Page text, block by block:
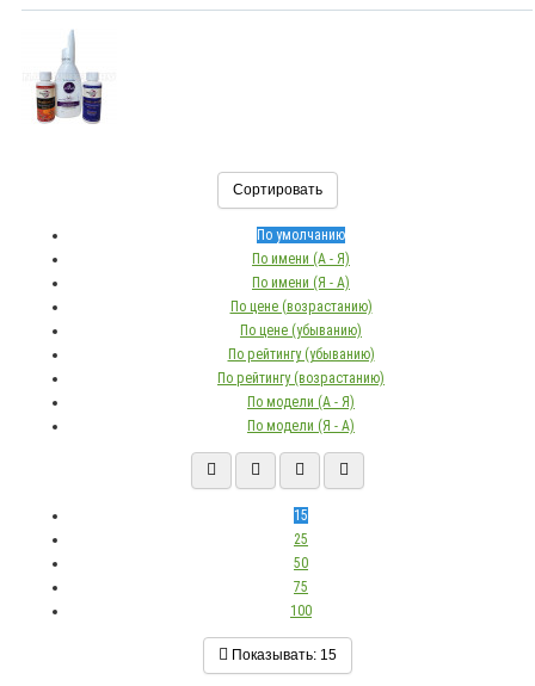
Сортировать
По умолчанию
По имени (A - Я)
По имени (Я - A)
По цене (возрастанию)
По цене (убыванию)
По рейтингу (убыванию)
По рейтингу (возрастанию)
По модели (A - Я)
По модели (Я - A)
15
25
50
75
100
Показывать: 15